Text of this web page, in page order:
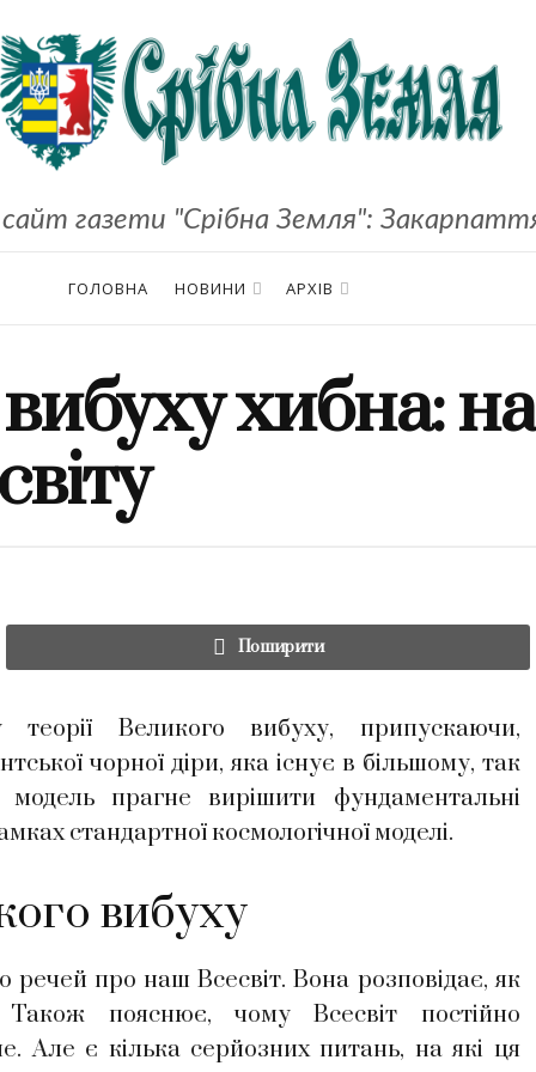
газети "Срібна Земля":
ГОЛОВНА НОВИНИ АРХІВ
хибна:
Поширити
Великого вибуху, припускаючи,
чорної діри, яка існує в більшому, так
модель прагне вирішити фундаментальні
стандартної космологічної моделі.
вибуху
речей про наш Всесвіт. Вона розповідає, як
Також пояснює, чому Всесвіт постійно
Але є кілька серйозних питань, на які ця